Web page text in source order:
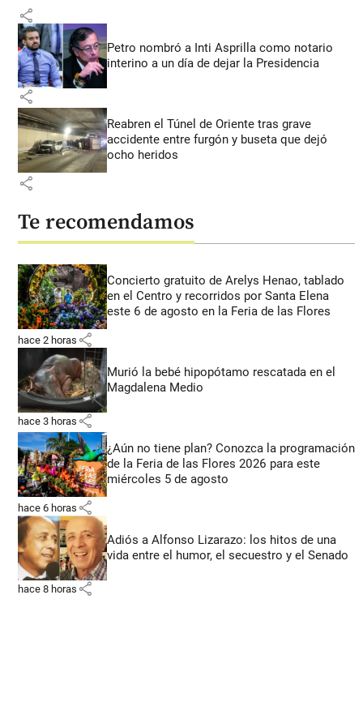
share
Petro nombró a Inti Asprilla como notario
interino a un día de dejar la Presidencia
share
Reabren el Túnel de Oriente tras grave
accidente entre furgón y buseta que dejó
ocho heridos
share
Te recomendamos
Concierto gratuito de Arelys Henao, tablado
en el Centro y recorridos por Santa Elena
este 6 de agosto en la Feria de las Flores
hace 2 horas share
Murió la bebé hipopótamo rescatada en el
Magdalena Medio
hace 3 horas share
¿Aún no tiene plan? Conozca la programación
de la Feria de las Flores 2026 para este
miércoles 5 de agosto
hace 6 horas share
Adiós a Alfonso Lizarazo: los hitos de una
vida entre el humor, el secuestro y el Senado
hace 8 horas share